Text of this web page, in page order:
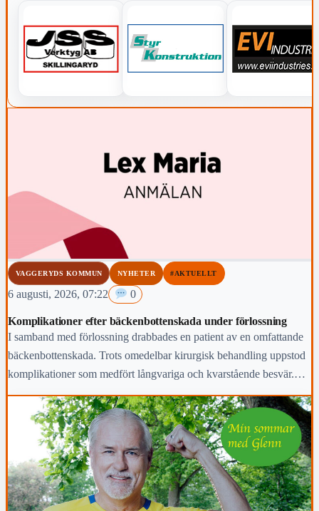
VAGGERYDS KOMMUN NYHETER #AKTUELLT
6 augusti, 2026, 07:22 0
Komplikationer efter bäckenbottenskada under förlossning
I samband med förlossning drabbades en patient av en omfattande
bäckenbottenskada. Trots omedelbar kirurgisk behandling uppstod
komplikationer som medfört långvariga och kvarstående besvär.
Region Jönköpings län anmäler händelsen för prövning enligt lex